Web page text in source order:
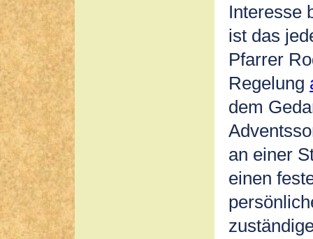
Interesse
ist das
Pfarrer
Regelung
dem
an einer
einen